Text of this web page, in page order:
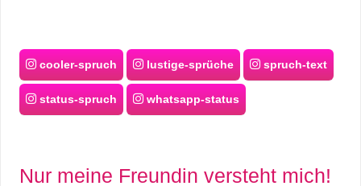
cooler-spruch lustige-sprüche spruch-text
status-spruch whatsapp-status
Nur meine Freundin versteht mich!